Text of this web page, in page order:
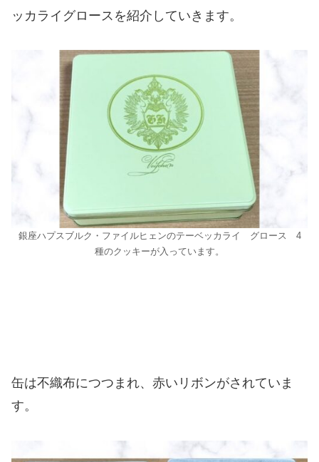
ッカライグロースを紹介していきます。
銀座ハプスブルク・ファイルヒェンのテーベッカライ グロース 4
種のクッキーが入っています。
缶は不織布につつまれ、赤いリボンがされていま
す。